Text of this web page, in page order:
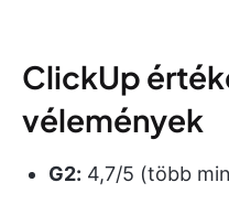
ClickUp
vélemények
G2: 4,7/5 (több